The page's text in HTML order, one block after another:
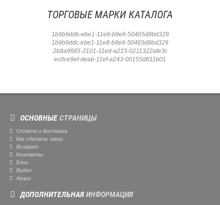
ТОРГОВЫЕ МАРКИ КАТАЛОГА
1b9b9ddb-ebe1-11e8-b8e6-50465d8bd329
1b9b9ddc-ebe1-11e8-b8e6-50465d8bd329
2b8a9685-2101-11ed-a215-0211322afe3c
ec0ce9ef-deab-11ef-a243-00155d811b01
ОСНОВНЫЕСТРАНИЦЫ
Оплата и доставка
Как сделать заказ
Возврат
Контакты
Блог
Видео
Акции
ДОПОЛНИТЕЛЬНАЯИНФОРМАЦИЯ